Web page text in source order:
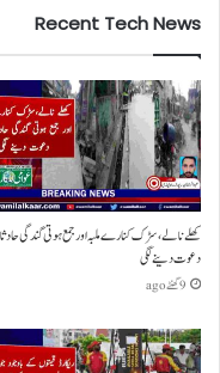
Recent Tech News
کھلے نالے،سڑک کنارے ملبہ اور جمع ہوتی گندگی
دعوت دینے لگی
9 گھنٹے ago